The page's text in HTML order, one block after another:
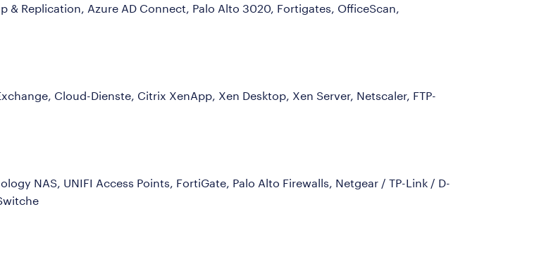
& Replication, Azure AD Connect, Palo Alto 3020, Fortigates, OfficeScan,
Cloud-Dienste, Citrix XenApp, Xen Desktop, Xen Server, Netscaler, FTP-
NAS, UNIFI Access Points, FortiGate, Palo Alto Firewalls, Netgear / TP-Link / D-